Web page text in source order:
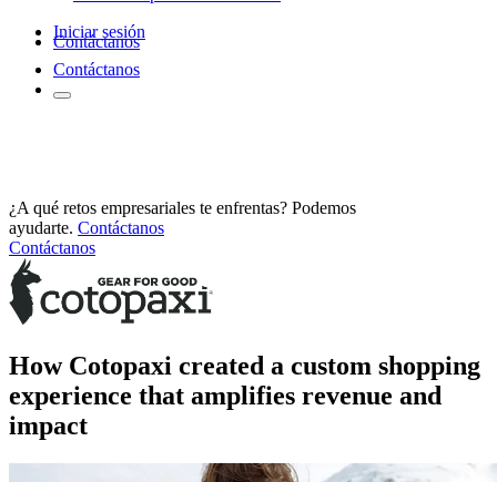
Iniciar sesión
Contáctanos
Contáctanos
¿A qué retos empresariales te enfrentas? Podemos
ayudarte. Contáctanos
Contáctanos
How Cotopaxi created a custom shopping
experience that amplifies revenue and
impact